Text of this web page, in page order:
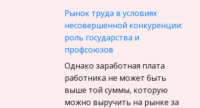
Авиация
Программирование, Базы
данных
Бухгалтерский учет
История
Уголовное право
Рынок труда в условиях
несовершенной конкуренции:
роль государства и
профсоюзов
Однако заработная плата
работника не может быть
выше той суммы, которую
можно выручить на рынке за